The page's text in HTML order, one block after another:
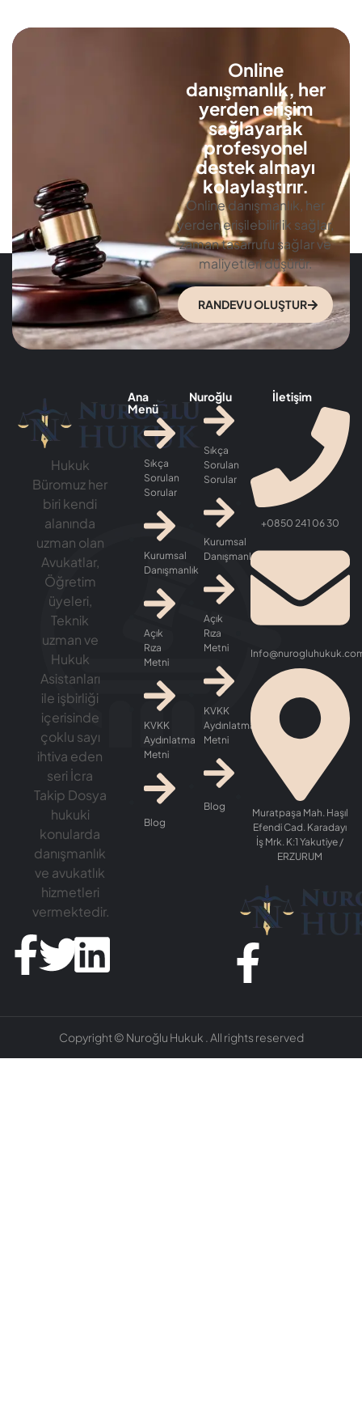
Online
danışmanlık, her
yerden erişim
sağlayarak
profesyonel
destek almayı
kolaylaştırır.
Online danışmanlık, her
yerden erişilebilirlik sağlar,
zaman tasarrufu sağlar ve
maliyetleri düşürür.
RANDEVU OLUŞTUR
Hukuk
Büromuz her
biri kendi
alanında
uzman olan
Avukatlar,
Öğretim
üyeleri,
Teknik
uzman ve
Hukuk
Asistanları
ile işbirliği
içerisinde
çoklu sayı
ihtiva eden
seri İcra
Takip Dosya
hukuki
konularda
danışmanlık
ve avukatlık
hizmetleri
vermektedir.
Ana
Menü
Sıkça
Sorulan
Sorular
Kurumsal
Danışmanlık
Açık
Rıza
Metni
KVKK
Aydınlatma
Metni
Blog
Nuroğlu
Sıkça
Sorulan
Sorular
Kurumsal
Danışmanlık
Açık
Rıza
Metni
KVKK
Aydınlatma
Metni
Blog
İletişim
+0850 241 06 30
Muratpaşa Mah. Haşıl
Efendi Cad. Karadayı
İş Mrk. K:1 Yakutiye /
ERZURUM
Copyright © Nuroğlu Hukuk . All rights reserved